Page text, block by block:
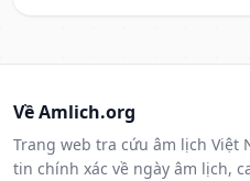
Về Amlich.org
Trang web tra cứu âm lịch Việt
tin chính xác về ngày âm lịch,